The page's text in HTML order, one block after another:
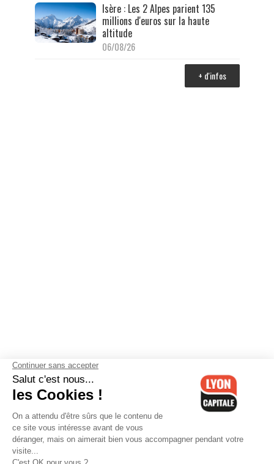
Isère : Les 2 Alpes parient 135
millions d'euros sur la haute
altitude
06/08/26
+ d'infos